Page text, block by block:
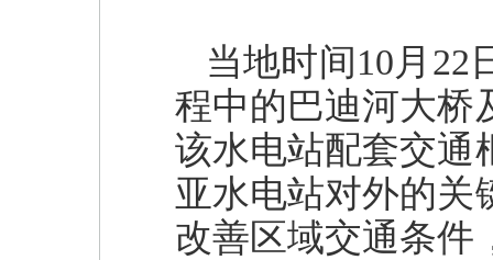
当地时间10月22
程中的巴迪河大桥
该水电站配套交通
亚水电站对外的关
改善区域交通条件